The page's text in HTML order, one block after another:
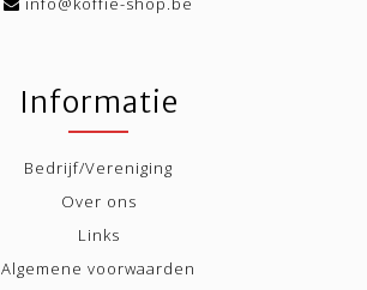
Informatie
Bedrijf/Vereniging
Over ons
Links
Algemene voorwaarden